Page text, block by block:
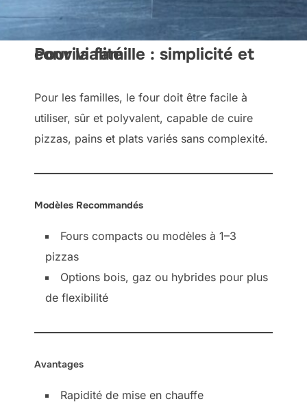
Pour la famille : simplicité et convivialité
Pour les familles, le four doit être facile à
utiliser, sûr et polyvalent, capable de cuire
pizzas, pains et plats variés sans complexité.
Modèles Recommandés
Fours compacts ou modèles à 1–3
pizzas
Options bois, gaz ou hybrides pour plus
de flexibilité
Avantages
Rapidité de mise en chauffe